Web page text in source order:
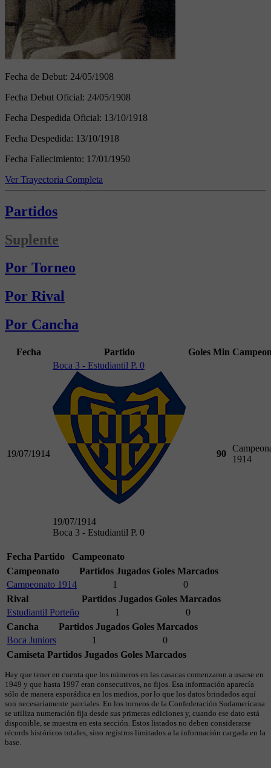
Fecha de Debut: 24/05/1908
Fecha Debut Oficial: 24/05/1908
Fecha Despedida Oficial: 13/10/1918
Fecha Despedida: 13/10/1918
Fecha Fallecimiento: 17/01/1950
Ver Trayectoria Completa
Partidos
Suplente
Por Torneo
Por Rival
Por Cancha
Fecha Partido Goles Min
19/07/1914
Boca 3 - Estudiantil P. 0
19/07/1914
Boca 3 - Estudiantil P. 0
90
1914
Fecha Partido
Campeonato
Campeonato
Partidos Jugados Goles Marcados
Campeonato 1914
1
0
Rival
Partidos Jugados Goles Marcados
Estudiantil Porteño
1
0
Cancha
Partidos Jugados Goles Marcados
Boca Juniors
1
0
Camiseta Partidos Jugados Goles Marcados
Hay que tener en cuenta que los números en las casacas comenzaron a usarse en
1949 y que hasta 1997 eran consecutivos, no fijos. Esa información aparecía
sólo de manera esporádica en los medios, por lo que los datos brindados aquí
son necesariamente parciales. En los torneos de la Confederación Sudamericana
se utiliza numeración fija desde sus primeras ediciones y, cuando ese dato está
disponible, se muestra en esta sección. Estos listados no deben considerarse
récords históricos totales, sino registros limitados a la información cargada en la
base.